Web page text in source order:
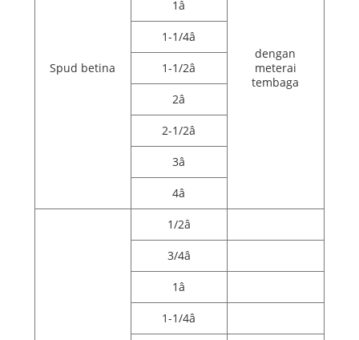
Spud betina
dengan
meterai
tembaga
1â
1-1/4â
1-1/2â
2â
2-1/2â
3â
4â
1/2â
3/4â
1â
1-1/4â